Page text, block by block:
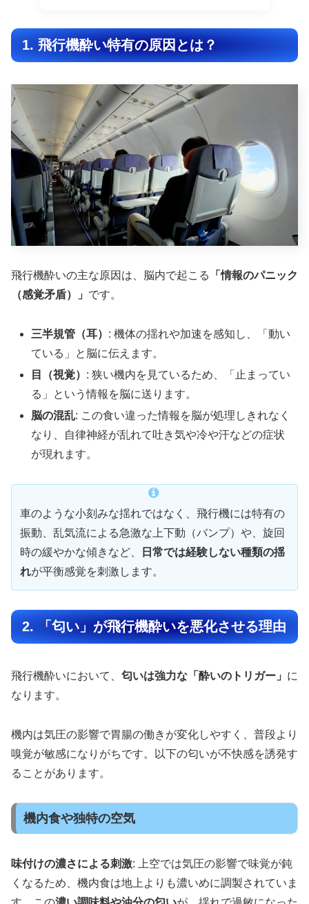
1. 飛行機酔い特有の原因とは？
飛行機酔いの主な原因は、脳内で起こる
「情報のパニック
（感覚矛盾）」 です。
三半規管（耳） : 機体の揺れや加速を感知し、「動い
ている」と脳に伝えます。
目（視覚） : 狭い機内を見ているため、「止まってい
る」という情報を脳に送ります。
脳の混乱: この食い違った情報を脳が処理しきれなく
なり、自律神経が乱れて吐き気や冷や汗などの症状
が現れます。
車のような小刻みな揺れではなく、飛行機には特有の
振動、乱気流による急激な上下動（バンプ）や、旋回
時の緩やかな傾きなど、
日常では経験しない種類の揺
れが平衡感覚を刺激します。
2. 「匂い」が飛行機酔いを悪化させる理由
飛行機酔いにおいて、 匂いは強力な「酔いのトリガー」 に
なります。
機内は気圧の影響で胃腸の働きが変化しやすく、普段より
嗅覚が敏感になりがちです。以下の匂いが不快感を誘発す
ることがあります。
機内食や独特の空気
味付けの濃さによる刺激: 上空では気圧の影響で味覚が鈍
くなるため、機内食は地上よりも濃いめに調製されていま